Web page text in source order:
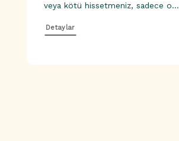
veya kötü hissetmeniz, sadece o...
Detaylar